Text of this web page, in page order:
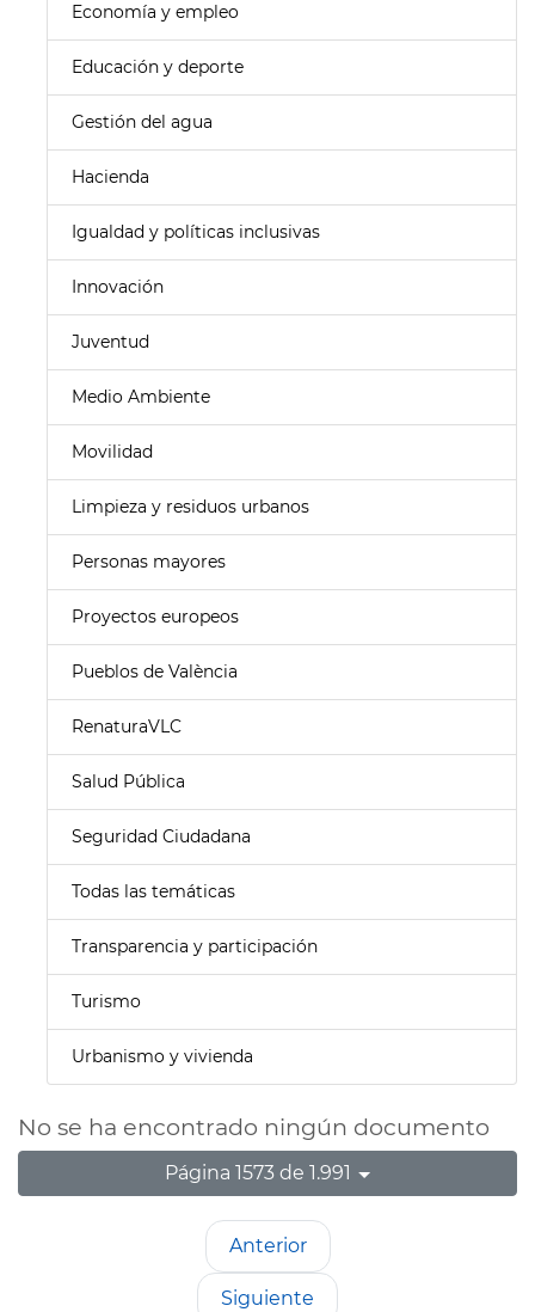
Economía y empleo
Educación y deporte
Gestión del agua
Hacienda
Igualdad y políticas inclusivas
Innovación
Juventud
Medio Ambiente
Movilidad
Limpieza y residuos urbanos
Personas mayores
Proyectos europeos
Pueblos de València
RenaturaVLC
Salud Pública
Seguridad Ciudadana
Todas las temáticas
Transparencia y participación
Turismo
Urbanismo y vivienda
No se ha encontrado ningún documento
Página 1573 de 1.991
Anterior
Siguiente